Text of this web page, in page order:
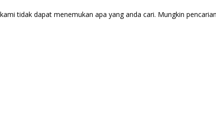
tidak dapat menemukan apa yang anda cari. Mungkin